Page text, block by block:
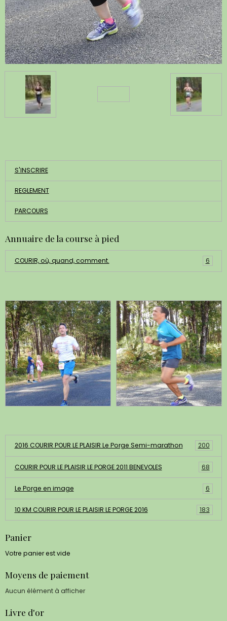
S'INSCRIRE
REGLEMENT
PARCOURS
Annuaire de la course à pied
COURIR, où, quand, comment. 6
2016 COURIR POUR LE PLAISIR Le Porge Semi-marathon 200
COURIR POUR LE PLAISIR LE PORGE 2011 BENEVOLES 68
Le Porge en image 6
10 KM COURIR POUR LE PLAISIR LE PORGE 2016 183
Panier
Votre panier est vide
Moyens de paiement
Aucun élément à afficher
Livre d'or